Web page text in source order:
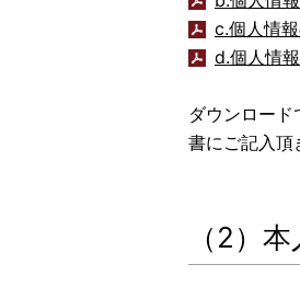
c.個人情
d.個人情
ダウンロー
書にご記入頂
（2）